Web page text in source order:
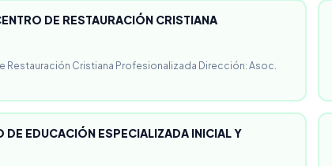
DE RESTAURACIÓN CRISTIANA
Restauración Cristiana Profesionalizada Dirección: Asoc.
DE EDUCACIÓN ESPECIALIZADA INICIAL Y